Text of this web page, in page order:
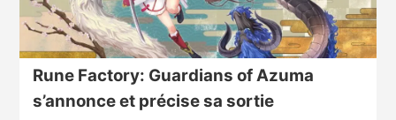
Rune Factory: Guardians of Azuma
s’annonce et précise sa sortie